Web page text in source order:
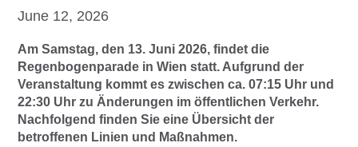
June 12, 2026
Am Samstag, den 13. Juni 2026, findet die
Regenbogenparade in Wien statt. Aufgrund der
Veranstaltung kommt es zwischen ca. 07:15 Uhr und
22:30 Uhr zu Änderungen im öffentlichen Verkehr.
Nachfolgend finden Sie eine Übersicht der
betroffenen Linien und Maßnahmen.